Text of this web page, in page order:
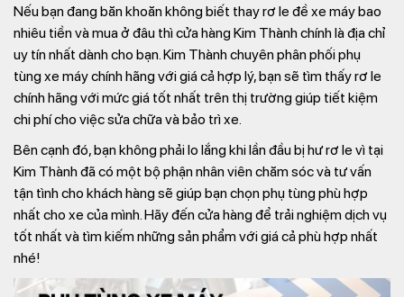
Nếu bạn đang băn khoăn không biết thay rơ le đề xe máy bao
nhiêu tiền và mua ở đâu thì cửa hàng Kim Thành chính là địa chỉ
uy tín nhất dành cho bạn. Kim Thành chuyên phân phối phụ
tùng xe máy chính hãng với giá cả hợp lý, bạn sẽ tìm thấy rơ le
chính hãng với mức giá tốt nhất trên thị trường giúp tiết kiệm
chi phí cho việc sửa chữa và bảo trì xe.
Bên cạnh đó, bạn không phải lo lắng khi lần đầu bị hư rơ le vì tại
Kim Thành đã có một bộ phận nhân viên chăm sóc và tư vấn
tận tình cho khách hàng sẽ giúp bạn chọn phụ tùng phù hợp
nhất cho xe của mình. Hãy đến cửa hàng để trải nghiệm dịch vụ
tốt nhất và tìm kiếm những sản phẩm với giá cả phù hợp nhất
nhé!